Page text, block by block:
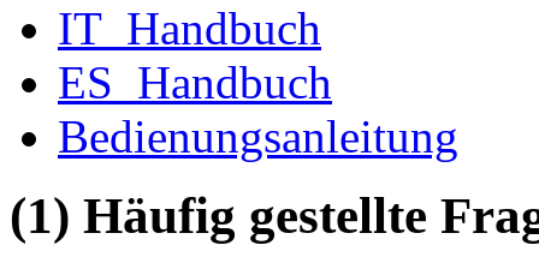
IT_Handbuch
ES_Handbuch
Bedienungsanleitung
(1) Häufig gestellte